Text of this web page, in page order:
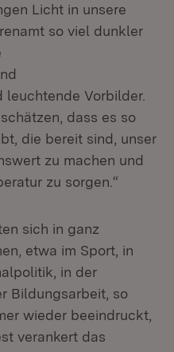
Licht in unsere
so viel dunkler
leuchtende Vorbilder.
dass es so
die bereit sind, unser
zu machen und
zu sorgen.“
sich in ganz
etwa im Sport, in
in der
Bildungsarbeit, so
wieder beeindruckt,
verankert das